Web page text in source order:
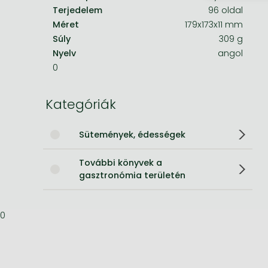
Bleach manga
One-Punch Man manga
Terjedelem
96 oldal
Méret
179x173x11 mm
Súly
309 g
Nyelv
angol
0
Kategóriák
Sütemények, édességek
További könyvek a
gasztronómia területén
0